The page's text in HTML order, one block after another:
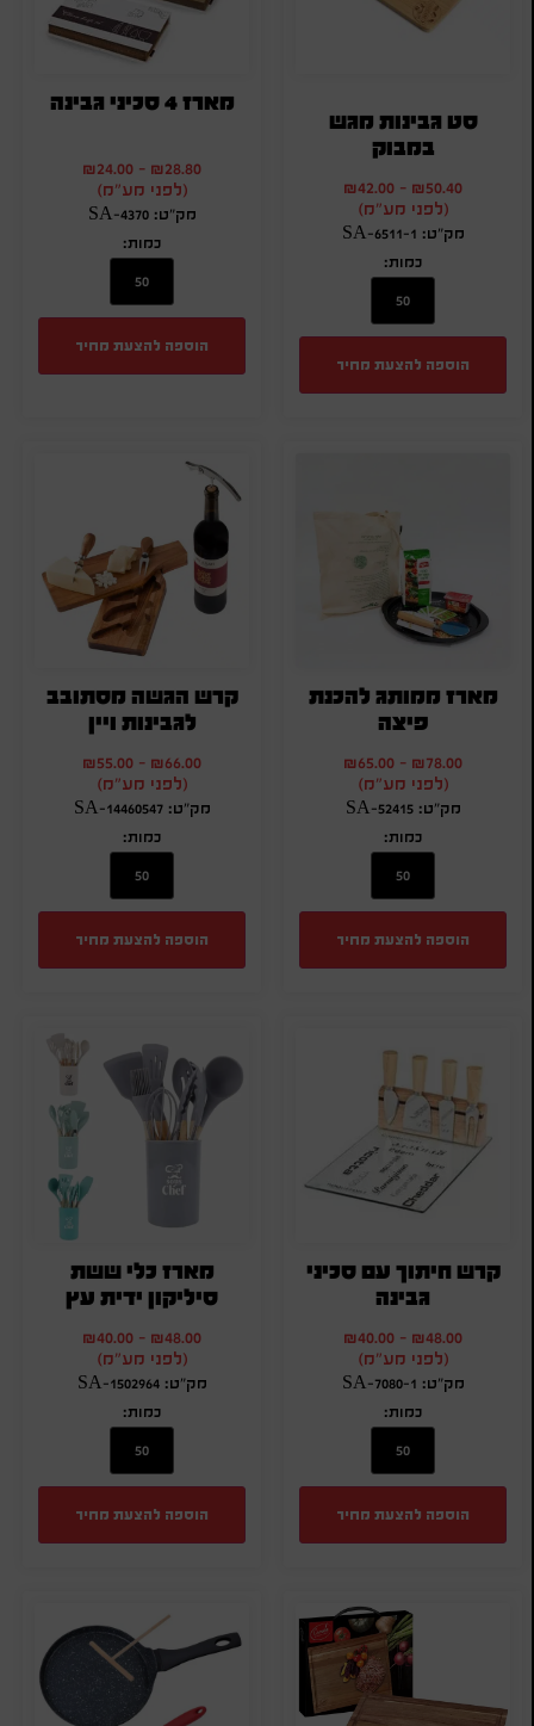
סט גבינות מגש
במבוק
₪50.40
-
₪42.00
(לפני מע"מ)
מק"ט: SA-6511-1
כמות:
הוספה להצעת מחיר
מארז 4 סכיני גבינה
₪28.80
-
₪24.00
(לפני מע"מ)
מק"ט: SA-4370
כמות:
הוספה להצעת מחיר
מארז ממותג להכנת
פיצה
₪78.00
-
₪65.00
(לפני מע"מ)
מק"ט: SA-52415
כמות:
הוספה להצעת מחיר
קרש הגשה מסתובב
לגבינות ויין
₪66.00
-
₪55.00
(לפני מע"מ)
מק"ט: SA-14460547
כמות:
הוספה להצעת מחיר
קרש חיתוך עם סכיני
גבינה
₪48.00
-
₪40.00
(לפני מע"מ)
מק"ט: SA-7080-1
כמות:
הוספה להצעת מחיר
מארז כלי ששת
סיליקון ידית עץ
₪48.00
-
₪40.00
(לפני מע"מ)
מק"ט: SA-1502964
כמות:
הוספה להצעת מחיר